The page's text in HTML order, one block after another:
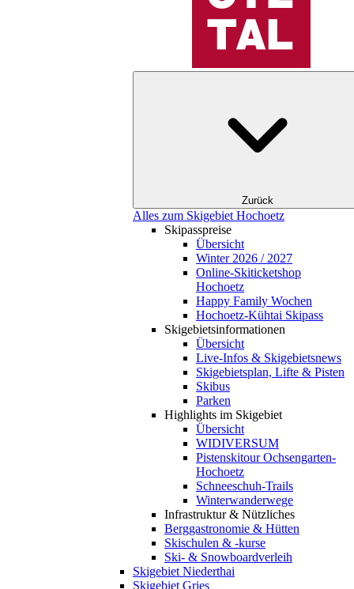
Zurück
Alles zum Skigebiet Hochoetz
Skipasspreise
Übersicht
Winter 2026 / 2027
Online-Skiticketshop
Hochoetz
Happy Family Wochen
Hochoetz-Kühtai Skipass
Skigebietsinformationen
Übersicht
Live-Infos & Skigebietsnews
Skigebietsplan, Lifte & Pisten
Skibus
Parken
Highlights im Skigebiet
Übersicht
WIDIVERSUM
Pistenskitour Ochsengarten-
Hochoetz
Schneeschuh-Trails
Winterwanderwege
Infrastruktur & Nützliches
Berggastronomie & Hütten
Skischulen & -kurse
Ski- & Snowboardverleih
Skigebiet Niederthai
Skigebiet Gries